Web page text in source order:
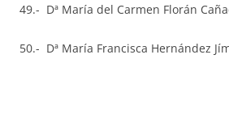
49.- Dª María del Carmen Florán
50.- Dª María Francisca Hernández